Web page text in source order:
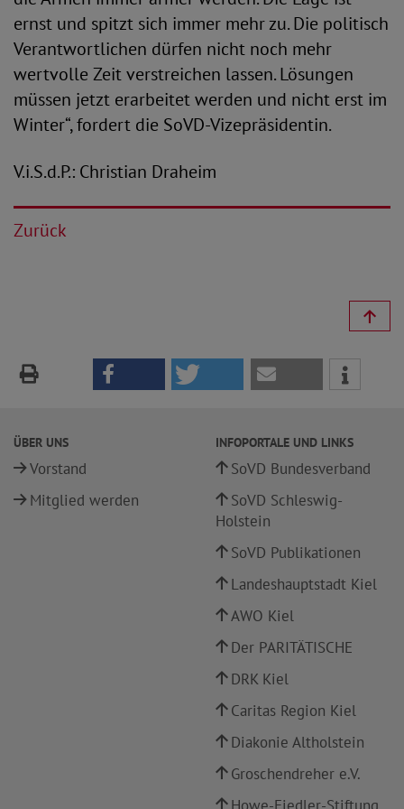
ernst und spitzt sich immer mehr zu. Die politisch
Verantwortlichen dürfen nicht noch mehr
wertvolle Zeit verstreichen lassen. Lösungen
müssen jetzt erarbeitet werden und nicht erst im
Winter“, fordert die SoVD-Vizepräsidentin.
V.i.S.d.P.: Christian Draheim
Zurück
ÜBER UNS
Vorstand
Mitglied werden
INFOPORTALE UND LINKS
SoVD Bundesverband
SoVD Schleswig-
Holstein
SoVD Publikationen
Landeshauptstadt Kiel
AWO Kiel
Der PARITÄTISCHE
DRK Kiel
Caritas Region Kiel
Diakonie Altholstein
Groschendreher e.V.